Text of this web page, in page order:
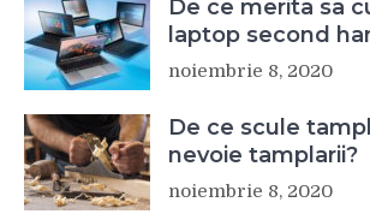
De ce merita sa
laptop second
noiembrie 8, 2020
De ce scule
nevoie tamplarii?
noiembrie 8, 2020